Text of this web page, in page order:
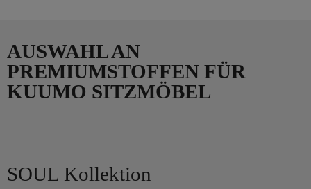
AUSWAHL AN
PREMIUMSTOFFEN FÜR
KUUMO SITZMÖBEL
SOUL Kollektion